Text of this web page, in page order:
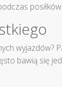
posiłków.
wyjazdów?
bawią się